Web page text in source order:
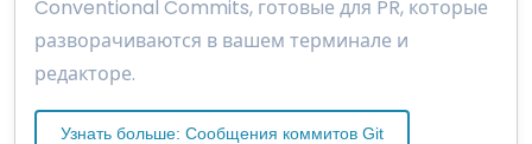
Conventional Commits, готовые для PR, которые
разворачиваются в вашем терминале и
редакторе.
Узнать больше: Сообщения коммитов Git